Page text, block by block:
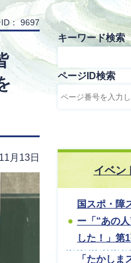
： 9697
月13日
キーワード検索
ページID検索
イベン
国スポ・障
ー「“あの
した！」第
「たかしま